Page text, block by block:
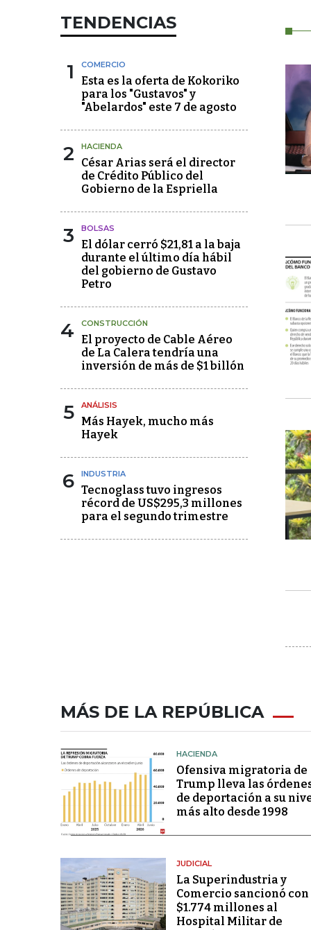
TENDENCIAS
1 COMERCIO
Esta es la oferta de Kokoriko
para los "Gustavos" y
"Abelardos" este 7 de agosto
2 HACIENDA
César Arias será el director
de Crédito Público del
Gobierno de la Espriella
3 BOLSAS
El dólar cerró $21,81 a la baja
durante el último día hábil
del gobierno de Gustavo
Petro
4 CONSTRUCCIÓN
El proyecto de Cable Aéreo
de La Calera tendría una
inversión de más de $1 billón
5 ANÁLISIS
Más Hayek, mucho más
Hayek
6 INDUSTRIA
Tecnoglass tuvo ingresos
récord de US$295,3 millones
para el segundo trimestre
MÁS DE LA REPÚBLICA
HACIENDA
Ofensiva migratoria de
Trump lleva las
de deportación a su
más alto desde 1998
JUDICIAL
La Superindustria y
Comercio sancionó con
$1.774 millones al
Hospital Militar de